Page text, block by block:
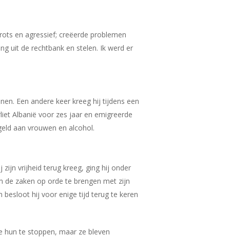
en agressief; creëerde problemen
uit de rechtbank en stelen. Ik werd er
Een andere keer kreeg hij tijdens een
Albanië voor zes jaar en emigreerde
aan vrouwen en alcohol.
zijn vrijheid terug kreeg, ging hij onder
de zaken op orde te brengen met zijn
besloot hij voor enige tijd terug te keren
hun te stoppen, maar ze bleven